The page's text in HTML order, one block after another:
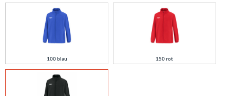
100 blau 150 rot